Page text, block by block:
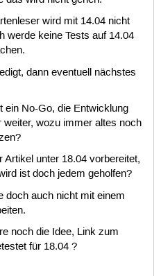
wird mit 14.04 nicht
werde keine Tests auf 14.04
dann eventuell nächstes
ein No-Go, die Entwicklung
weiter, wozu immer altes noch
Artikel unter 18.04 vorbereitet,
ist doch jedem geholfen?
doch auch nicht mit einem
noch die Idee, Link zum
für 18.04 ?